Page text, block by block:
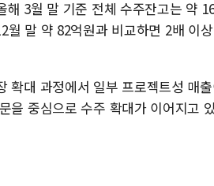
해 3월 말 기준 전체 수주잔고는 약
월 말 약 82억원과 비교하면 2배 이
확대 과정에서 일부 프로젝트성 매
을 중심으로 수주 확대가 이어지고